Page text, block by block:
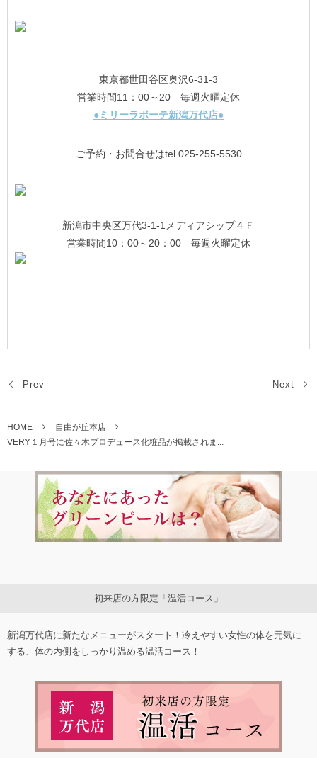
東京都世田谷区奥沢6-31-3
営業時間11：00～20 毎週火曜定休
●ミリーラボーテ新潟万代店●
ご予約・お問合せはtel.025-255-5530
新潟市中央区万代3-1-1メディアシップ４Ｆ
営業時間10：00～20：00 毎週火曜定休
Prev Next
HOME
自由が丘本店
VERY１月号に佐々木プロデュース化粧品が掲載されま...
初来店の方限定「温活コース」
新潟万代店に新たなメニューがスタート！冷えやすい女性の体を元気に
する、体の内側をしっかり温める温活コース！